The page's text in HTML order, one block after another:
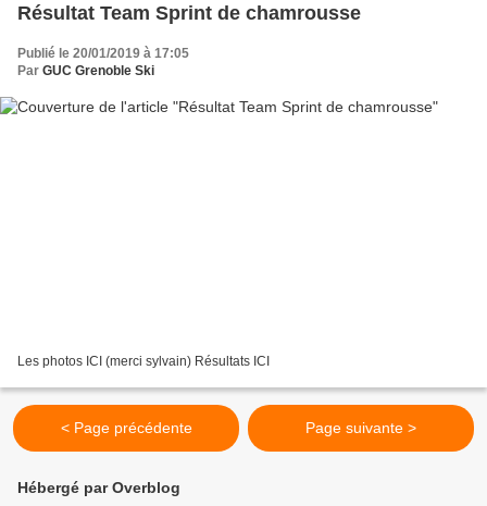
Résultat Team Sprint de chamrousse
Publié le 20/01/2019 à 17:05
Par GUC Grenoble Ski
Les photos ICI (merci sylvain) Résultats ICI
< Page précédente Page suivante >
Hébergé par Overblog